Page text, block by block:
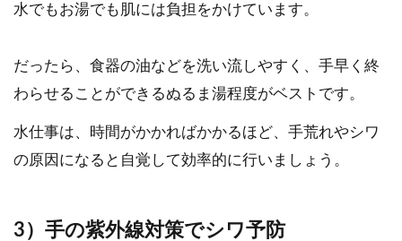
水でもお湯でも肌には負担をかけています。
だったら、食器の油などを洗い流しやすく、手早く終
わらせることができるぬるま湯程度がベストです。
水仕事は、時間がかかればかかるほど、手荒れやシワ
の原因になると自覚して効率的に行いましょう。
3）手の紫外線対策でシワ予防